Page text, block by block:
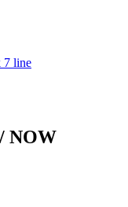
7 line
NOW